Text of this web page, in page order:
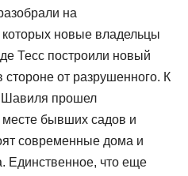
на
новые владельцы
Тесс построили новый
от разрушенного. К
Шавиля прошел
месте бывших садов и
современные дома и
Единственное, что еще